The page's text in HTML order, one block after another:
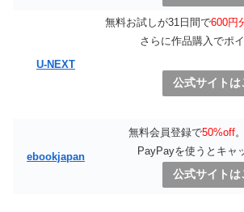
U-NEXT
無料お試しが31日間で600円
さらに作品購入でポ
公式サイトは
ebookjapan
無料会員登録で50%off
PayPayを使うとキャ
公式サイトは